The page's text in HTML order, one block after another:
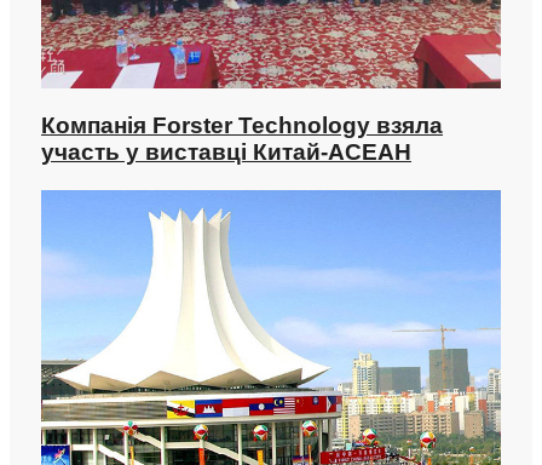
Компанія Forster Technology взяла
участь у виставці Китай-АСЕАН